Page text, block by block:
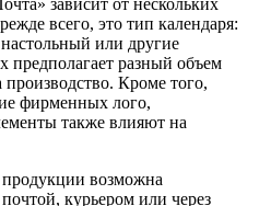
всего, это тип календаря:
или другие
разный объем
Кроме того,
фирменных лого,
также влияют на
продукции возможна
курьером или через